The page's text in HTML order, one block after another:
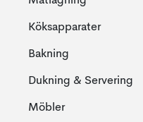
Köksapparater
Bakning
Dukning & Servering
Möbler